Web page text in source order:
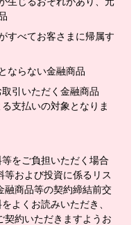
すべてお客さまに帰属す
ならない金融商品
引いただく金融商品
支払いの対象となりま
をご負担いただく場合
および投資に係るリス
融商品等の契約締結前交
よくお読みいただき、
契約いただきますようお